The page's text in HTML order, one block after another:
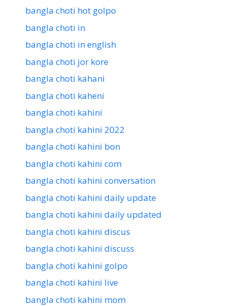
bangla choti hot golpo
bangla choti in
bangla choti in english
bangla choti jor kore
bangla choti kahani
bangla choti kaheni
bangla choti kahini
bangla choti kahini 2022
bangla choti kahini bon
bangla choti kahini com
bangla choti kahini conversation
bangla choti kahini daily update
bangla choti kahini daily updated
bangla choti kahini discus
bangla choti kahini discuss
bangla choti kahini golpo
bangla choti kahini live
bangla choti kahini mom